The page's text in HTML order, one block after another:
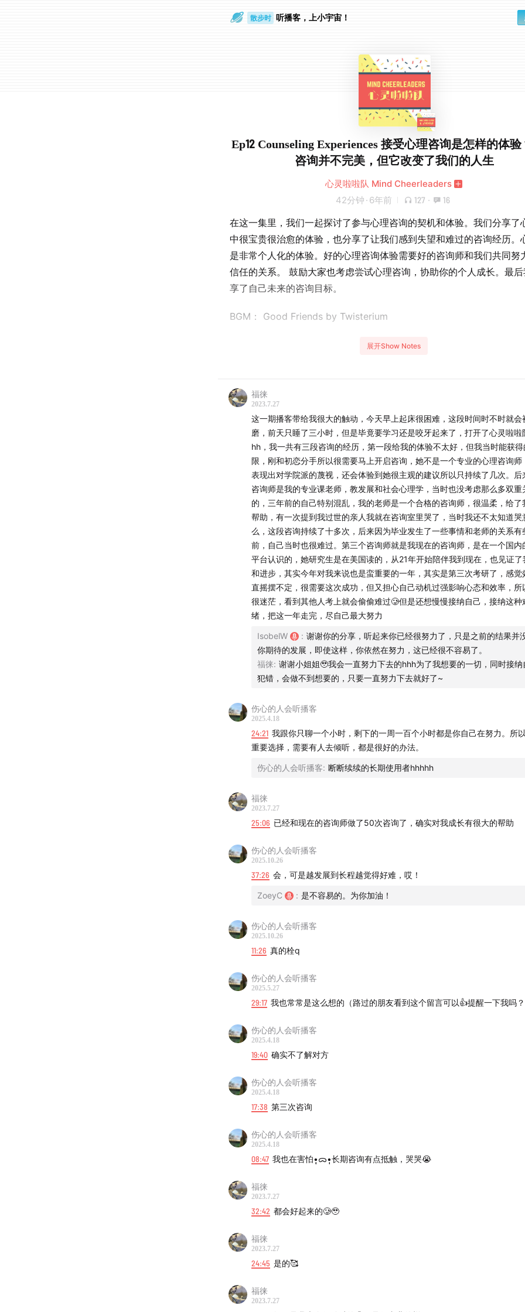
散步时 听播客，上小宇宙！
Ep12 Counseling Experiences 接受心理咨询是怎样的体
咨询并不完美，但它改变了我们的人生
心灵啦啦队 Mind Cheerleaders
42分钟 · 6年前 127 · 16
在这一集里，我们一起探讨了参与心理咨询的契机和体验。我们分享了
中很宝贵很治愈的体验，也分享了让我们感到失望和难过的咨询经历。
是非常个人化的体验。好的心理咨询体验需要好的咨询师和我们共同努
信任的关系。 鼓励大家也考虑尝试心理咨询，协助你的个人成长。最
享了自己未来的咨询目标。
BGM： Good Friends by Twisterium
三个人谈开始心理咨询的契机
8:00 心理咨询帮助Zoey坚持写完博士论文
Isobel 第一次长期咨询开始有了抵触心理
Jessica 对于心理咨询很犹豫
找咨询师困难重重孤军奋战
Isobel 为了预备出国开始第二段心理咨询
因为创伤应激反应重新开始咨询
心理咨询比想象中的复杂 我们的感受也不全是正面的
心理咨询改变了我的人生 幸福感来自和自己的关系
正面的咨询体验
大家哭了：在咨询的过程中感到接纳和治愈
33:00 Jessica感到自己国际生的身份被看到
咨询师说：可是我在意你的感受
未来咨询目标
展开Show Notes
福徕
2023.7.27
这一期播客带给我很大的触动，今天早上起床很困难，这段时间时不时就会
磨，前天只睡了三小时，但是毕竟要学习还是咬牙起来了，打开了心灵啦啦
hh，我一共有三段咨询的经历，第一段给我的体验不太好，但我当时能获
限，刚和初恋分手所以很需要马上开启咨询，她不是一个专业的心理咨询师
表现出对学院派的蔑视，还会体验到她很主观的建议所以只持续了几次。后
咨询师是我的专业课老师，教发展和社会心理学，当时也没考虑那么多双重
的，三年前的自己特别混乱，我的老师是一个合格的咨询师，很温柔，给了
帮助，有一次提到我过世的亲人我就在咨询室里哭了，当时我还不太知道哭
么，这段咨询持续了十多次，后来因为毕业发生了一些事情和老师的关系有
前，自己当时也很难过。第三个咨询师就是我现在的咨询师，是在一个国内
平台认识的，她研究生是在美国读的，从21年开始陪伴我到现在，也见证了
和进步，其实今年对我来说也是蛮重要的一年，其实是第三次考研了，感觉
直摇摆不定，很需要这次成功，但又担心自己动机过强影响心态和效率，所
很迷茫，看到其他人考上就会偷偷难过🥲但是还想慢慢接纳自己，接纳这种
绪，把这一年走完，尽自己最大努力
IsobelW : 谢谢你的分享，听起来你已经很努力了，只是之前的结果并
你期待的发展，即使这样，你依然在努力，这已经很不容易了。
福徕: 谢谢小姐姐🥹我会一直努力下去的hhh为了我想要的一切，同时接纳
犯错，会做不到想要的，只要一直努力下去就好了~
伤心的人会听播客
2025.4.18
24:21 我跟你只聊一个小时，剩下的一周一百个小时都是你自己在努力。所
重要选择，需要有人去倾听，都是很好的办法。
伤心的人会听播客: 断断续续的长期使用者hhhhh
福徕
2023.7.27
25:06 已经和现在的咨询师做了50次咨询了，确实对我成长有很大的帮助
伤心的人会听播客
2025.10.26
37:26 会，可是越发展到长程越觉得好难，哎！
ZoeyC : 是不容易的。为你加油！
伤心的人会听播客
2025.10.26
11:26 真的栓q
伤心的人会听播客
2025.5.27
29:17 我也常常是这么想的（路过的朋友看到这个留言可以👍提醒一下我吗？
伤心的人会听播客
2025.4.18
19:40 确实不了解对方
伤心的人会听播客
2025.4.18
17:38 第三次咨询
伤心的人会听播客
2025.4.18
08:47 我也在害怕•̩̩̩̩ᯅ•̩̩̩长期咨询有点抵触，哭哭😭
福徕
2023.7.27
32:42 都会好起来的🥲🥹
福徕
2023.7.27
24:45 是的🥰
福徕
2023.7.27